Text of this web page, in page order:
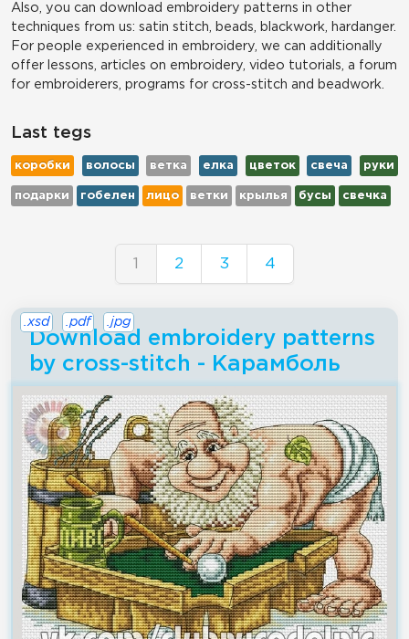
Also, you can download embroidery patterns in other
techniques from us: satin stitch, beads, blackwork, hardanger.
For people experienced in embroidery, we can additionally
offer lessons, articles on embroidery, video tutorials, a forum
for embroiderers, programs for cross-stitch and beadwork.
Last tegs
коробки волосы ветка елка цветок свеча руки
подарки гобелен лицо ветки крылья бусы свечка
1 2 3 4
Download embroidery patterns
by cross-stitch - Карамболь
.xsd .pdf .jpg